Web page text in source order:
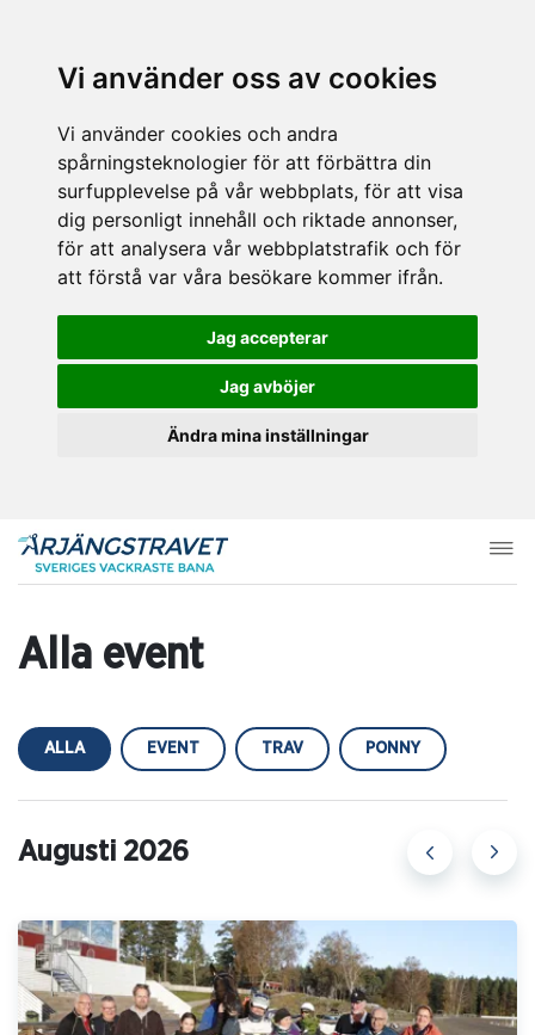
Vi använder oss av cookies
Vi använder cookies och andra
spårningsteknologier för att förbättra din
surfupplevelse på vår webbplats, för att visa
dig personligt innehåll och riktade annonser,
för att analysera vår webbplatstrafik och för
att förstå var våra besökare kommer ifrån.
Jag accepterar
Jag avböjer
Ändra mina inställningar
Alla event
ALLA EVENT TRAV PONNY
Augusti 2026